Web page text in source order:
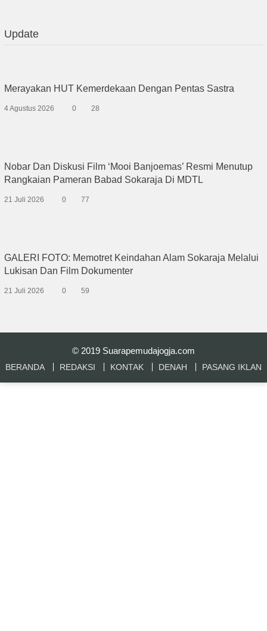
Update
Merayakan HUT Kemerdekaan Dengan Pentas Sastra
4 Agustus 2026 0 28
Nobar Dan Diskusi Film ‘Mooi Banjoemas’ Resmi Menutup
Rangkaian Pameran Babad Sokaraja Di MDTL
21 Juli 2026 0 77
GALERI FOTO: Memotret Keindahan Alam Sokaraja Melalui
Lukisan Dan Film Dokumenter
21 Juli 2026 0 59
© 2019 Suarapemudajogja.com
BERANDA REDAKSI KONTAK DENAH PASANG IKLAN